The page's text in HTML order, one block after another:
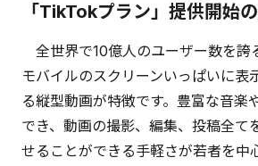
「TikTokプラン」提供開始
全世界で10億人のユーザー数を誇
モバイルのスクリーンいっぱいに表
る縦型動画が特徴です。豊富な音楽
でき、動画の撮影、編集、投稿全て
せることができる手軽さが若者を中